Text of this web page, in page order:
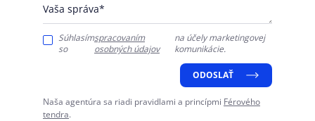
Vaša správa*
Súhlasím
so
spracovaním
osobných údajov
na účely marketingovej
komunikácie.
ODOSLAŤ
Naša agentúra sa riadi pravidlami a princípmi Férového
tendra.